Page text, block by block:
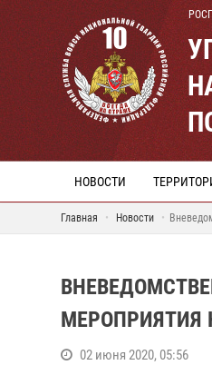
НОВОСТИ
Главная Новости
02 июня 2020, 05:56